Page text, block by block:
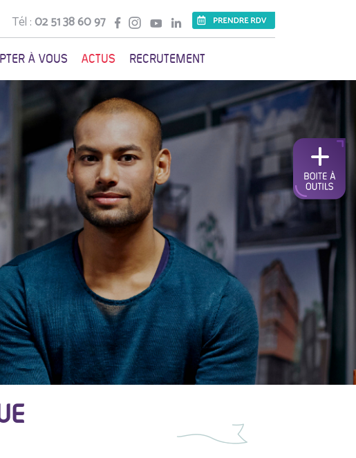
Tél :02 51 38 60 97
À VOUS ACTUS RECRUTEMENT